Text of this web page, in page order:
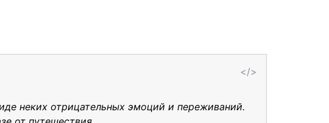
</>
неких отрицательных эмоций и переживаний.